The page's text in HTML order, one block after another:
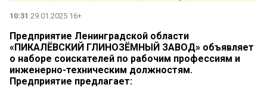
10:31 29.01.2025 16+
Предприятие Ленинградской области
«ПИКАЛЁВСКИЙ ГЛИНОЗЁМНЫЙ ЗАВОД» объявляет
о наборе соискателей по рабочим профессиям и
инженерно-техническим должностям.
Предприятие предлагает: